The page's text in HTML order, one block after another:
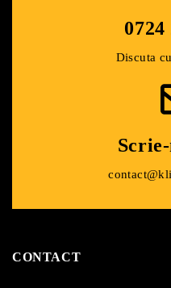
0724
Discuta
CONTACT